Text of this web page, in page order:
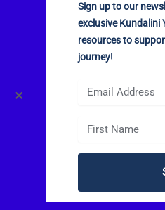
✕
Sign up to our
exclusive Kundalini
resources to
journey!